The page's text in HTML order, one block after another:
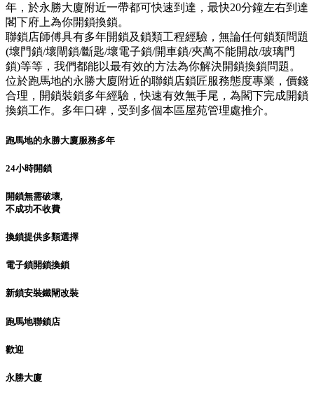
年，於永勝大廈附近一帶都可快速到達，最快20分鐘左右到達
閣下府上為你開鎖換鎖。
聯鎖店師傅具有多年開鎖及鎖類工程經驗，無論任何鎖類問題
(壞門鎖/壞閘鎖/斷匙/壞電子鎖/開車鎖/夾萬不能開啟/玻璃門
鎖)等等，我們都能以最有效的方法為你解決開鎖換鎖問題。
位於跑馬地的永勝大廈附近的聯鎖店鎖匠服務態度專業，價錢
合理，開鎖裝鎖多年經驗，快速有效無手尾，為閣下完成開鎖
換鎖工作。多年口碑，受到多個本區屋苑管理處推介。
跑馬地的永勝大廈服務多年
24小時開鎖
開鎖無需破壞,
不成功不收費
換鎖提供多類選擇
電子鎖開鎖換鎖
新鎖安裝鐵閘改裝
跑馬地聯鎖店
歡迎
永勝大廈